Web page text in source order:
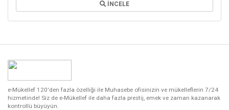
İNCELE
e-Mükellef 120'den fazla özelliği ile Muhasebe ofisinizin ve mükelleflerin 7/24
hizmetinde! Siz de e-Mükellef ile daha fazla prestij, emek ve zaman kazanarak
kontrollü büyüyün.